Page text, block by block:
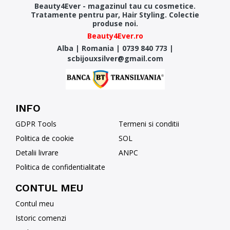
Beauty4Ever - magazinul tau cu cosmetice.
Tratamente pentru par, Hair Styling. Colectie
produse noi.
Beauty4Ever.ro
Alba | Romania | 0739 840 773 |
scbijouxsilver@gmail.com
INFO
GDPR Tools
Politica de cookie
Detalii livrare
Politica de confidentialitate
Termeni si conditii
SOL
ANPC
CONTUL MEU
Contul meu
Istoric comenzi